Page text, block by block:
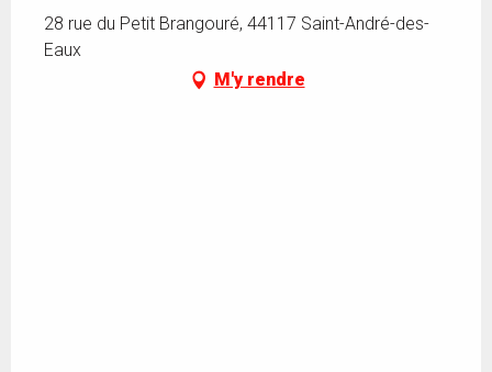
28 rue du Petit Brangouré, 44117 Saint-André-des-
Eaux
M'y rendre